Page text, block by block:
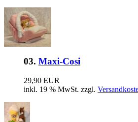
03. Maxi-Cosi
29,90 EUR
inkl. 19 % MwSt. zzgl.